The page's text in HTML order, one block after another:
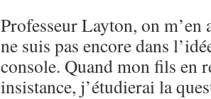
Professeur Layton, on m’en
ne suis pas encore dans
console. Quand mon fils en
insistance, j’étudierai la